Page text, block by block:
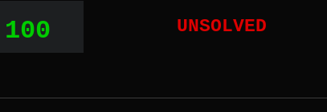
100 UNSOLVED